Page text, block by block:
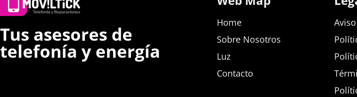
Tus asesores de
telefonía y energía
Home
Sobre Nosotros
Luz
Contacto